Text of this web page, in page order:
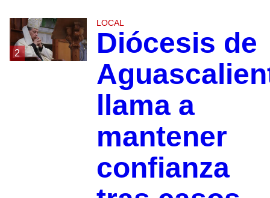
2
LOCAL
Diócesis de
llama a
mantener
confianza